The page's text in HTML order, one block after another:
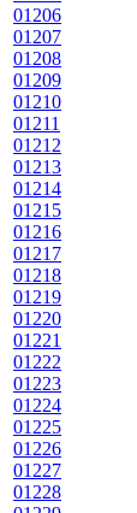
01206
01207
01208
01209
01210
01211
01212
01213
01214
01215
01216
01217
01218
01219
01220
01221
01222
01223
01224
01225
01226
01227
01228